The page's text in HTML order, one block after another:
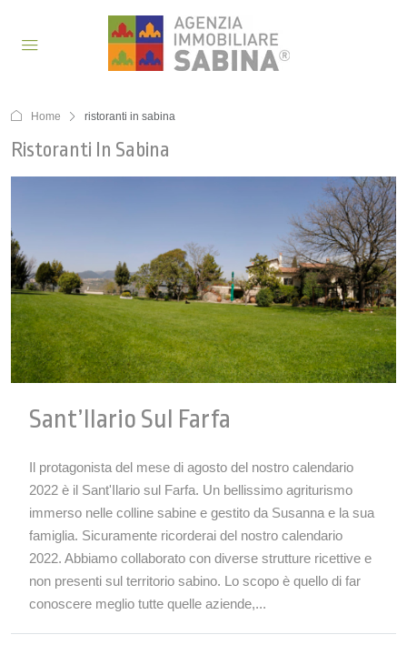
Home ristoranti in sabina
Ristoranti In Sabina
Sant’Ilario Sul Farfa
Il protagonista del mese di agosto del nostro calendario
2022 è il Sant'Ilario sul Farfa. Un bellissimo agriturismo
immerso nelle colline sabine e gestito da Susanna e la sua
famiglia. Sicuramente ricorderai del nostro calendario
2022. Abbiamo collaborato con diverse strutture ricettive e
non presenti sul territorio sabino. Lo scopo è quello di far
conoscere meglio tutte quelle aziende,...